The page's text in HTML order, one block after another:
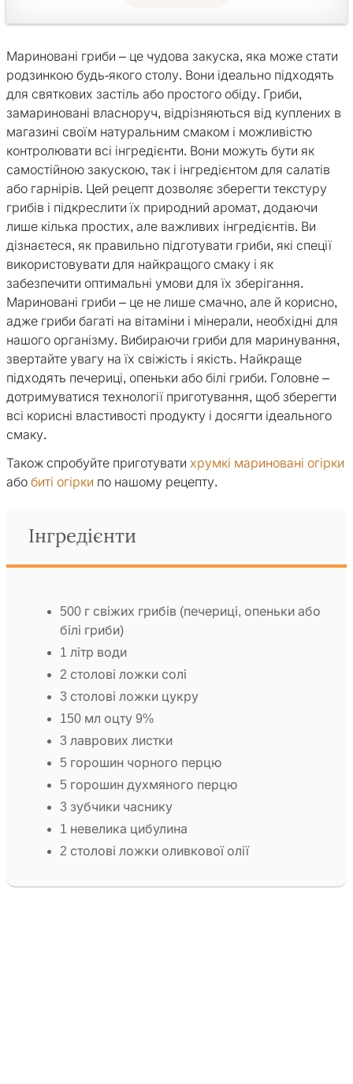
Мариновані гриби – це чудова закуска, яка може стати
родзинкою будь-якого столу. Вони ідеально підходять
для святкових застіль або простого обіду. Гриби,
замариновані власноруч, відрізняються від куплених в
магазині своїм натуральним смаком і можливістю
контролювати всі інгредієнти. Вони можуть бути як
самостійною закускою, так і інгредієнтом для салатів
або гарнірів. Цей рецепт дозволяє зберегти текстуру
грибів і підкреслити їх природний аромат, додаючи
лише кілька простих, але важливих інгредієнтів. Ви
дізнаєтеся, як правильно підготувати гриби, які спеції
використовувати для найкращого смаку і як
забезпечити оптимальні умови для їх зберігання.
Мариновані гриби – це не лише смачно, але й корисно,
адже гриби багаті на вітаміни і мінерали, необхідні для
нашого організму. Вибираючи гриби для маринування,
звертайте увагу на їх свіжість і якість. Найкраще
підходять печериці, опеньки або білі гриби. Головне –
дотримуватися технології приготування, щоб зберегти
всі корисні властивості продукту і досягти ідеального
смаку.
Також спробуйте приготувати хрумкі мариновані огірки
або биті огірки по нашому рецепту.
Інгредієнти
500 г свіжих грибів (печериці, опеньки або
білі гриби)
1 літр води
2 столові ложки солі
3 столові ложки цукру
150 мл оцту 9%
3 лаврових листки
5 горошин чорного перцю
5 горошин духмяного перцю
3 зубчики часнику
1 невелика цибулина
2 столові ложки оливкової олії